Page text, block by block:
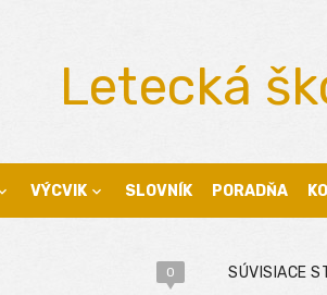
Letecká
VÝCVIK SLOVNÍK PORADŇA
0 SÚVISIACE